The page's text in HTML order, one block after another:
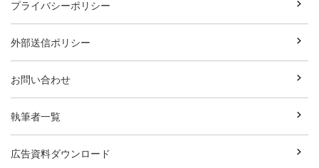
プライバシーポリシー
外部送信ポリシー
お問い合わせ
執筆者一覧
広告資料ダウンロード